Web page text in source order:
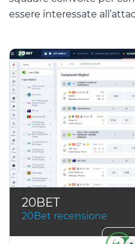
essere interessate
20BET
20Bet recensione